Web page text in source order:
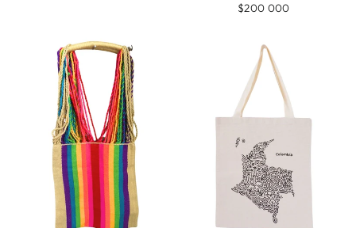
$200 000